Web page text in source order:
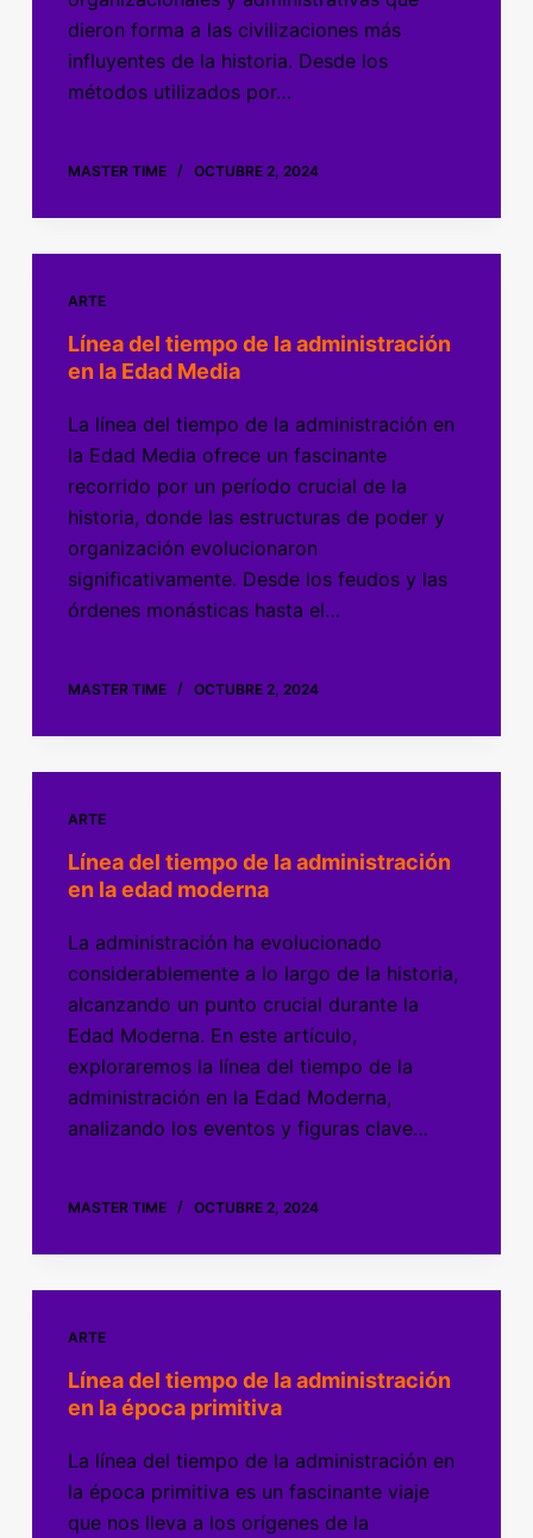
dieron forma a las civilizaciones más
influyentes de la historia. Desde los
métodos utilizados por…
MASTER TIME OCTUBRE 2, 2024
ARTE
Línea del tiempo de la administración
en la Edad Media
La línea del tiempo de la administración en
la Edad Media ofrece un fascinante
recorrido por un período crucial de la
historia, donde las estructuras de poder y
organización evolucionaron
significativamente. Desde los feudos y las
órdenes monásticas hasta el…
MASTER TIME OCTUBRE 2, 2024
ARTE
Línea del tiempo de la administración
en la edad moderna
La administración ha evolucionado
considerablemente a lo largo de la historia,
alcanzando un punto crucial durante la
Edad Moderna. En este artículo,
exploraremos la línea del tiempo de la
administración en la Edad Moderna,
analizando los eventos y figuras clave…
MASTER TIME OCTUBRE 2, 2024
ARTE
Línea del tiempo de la administración
en la época primitiva
La línea del tiempo de la administración en
la época primitiva es un fascinante viaje
que nos lleva a los orígenes de la